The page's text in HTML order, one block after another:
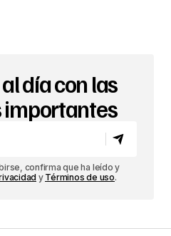
día con las
importantes
confirma que ha leído y
y Términos de uso.